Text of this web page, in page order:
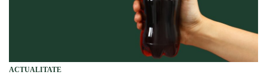
ACTUALITATE